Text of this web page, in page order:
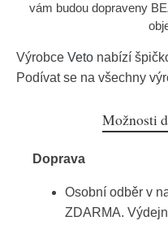
vám budou dopraveny
Výrobce Veto nabízí
Podívat se na všechny
Možnosti
Doprava
Osobní odběr v
ZDARMA.